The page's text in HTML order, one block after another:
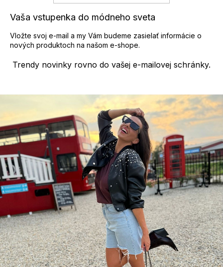
Trendy novinky rovno do vašej e-mailovej schránky.
Vaša vstupenka do módneho sveta
Vložte svoj e-mail a my Vám budeme zasielať informácie o
nových produktoch na našom e-shope.